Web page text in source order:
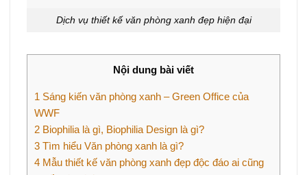
Dịch vụ thiết kế văn phòng xanh đẹp hiện đại
Nội dung bài viết
1 Sáng kiến văn phòng xanh – Green Office của
WWF
2 Biophilia là gì, Biophilia Design là gì?
3 Tìm hiểu Văn phòng xanh là gì?
4 Mẫu thiết kế văn phòng xanh đẹp độc đáo ai cũng